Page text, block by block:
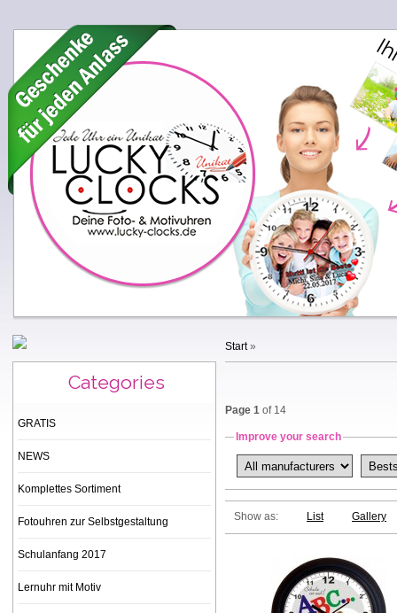
Start»
Page 1 of 14
Improve your search
Show as: List Gallery
Categories
GRATIS
NEWS
Komplettes Sortiment
Fotouhren zur Selbstgestaltung
Schulanfang 2017
Lernuhr mit Motiv